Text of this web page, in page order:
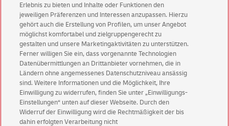
Senden
*Pflichtfeld, d.h. erforderlich zur Vertragserfüllung, Rechtsgrundlage ist Art. 6
Abs. 1 lit. b DSGVO. Andere Angaben sind freiwillig, Rechtsgrundlage ist Ihre
Einwilligung nach Art. 6 Abs. 1 lit. a DSGVO.
Erlebnis zu bieten und Inhalte oder Funktionen den
jeweiligen Präferenzen und Interessen anzupassen. Hierzu
gehört auch die Erstellung von Profilen, um unser Angebot
möglichst komfortabel und zielgruppengerecht zu
gestalten und unsere Marketingaktivitäten zu unterstützen.
Ferner willigen Sie ein, dass vorgenannte Technologien
Datenübermittlungen an Drittanbieter vornehmen, die in
Ländern ohne angemessenes Datenschutzniveau ansässig
sind. Weitere Informationen und die Möglichkeit, Ihre
Einwilligung zu widerrufen, finden Sie unter „Einwilligungs-
Einstellungen“ unten auf dieser Webseite. Durch den
Widerruf der Einwilligung wird die Rechtmäßigkeit der bis
dahin erfolgten Verarbeitung nicht